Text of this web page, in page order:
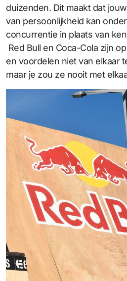
duizenden. Dit maakt dat
van persoonlijkheid kan
concurrentie in plaats van
Red Bull en Coca-Cola zijn
en voordelen niet van elkaar
maar je zou ze nooit met